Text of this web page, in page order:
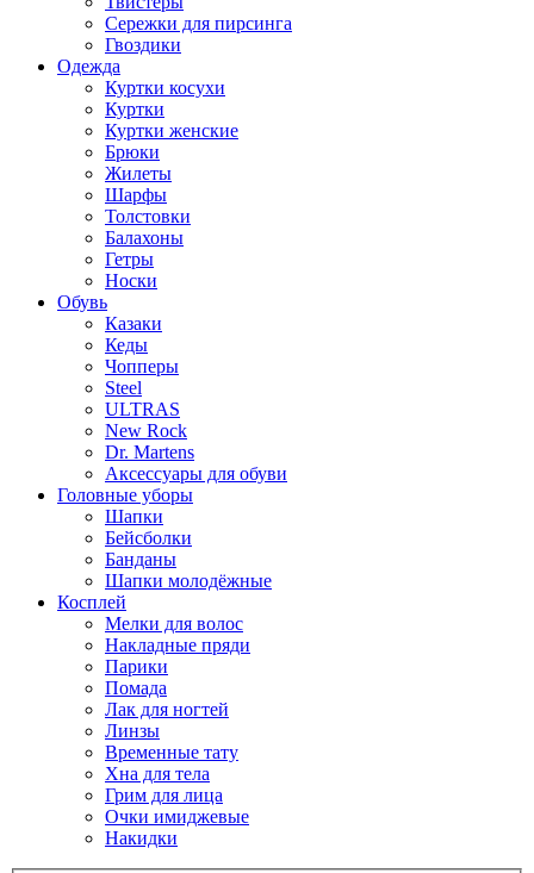
Сережки для пирсинга
Гвоздики
Одежда
Куртки косухи
Куртки
Куртки женские
Брюки
Жилеты
Шарфы
Толстовки
Балахоны
Гетры
Носки
Обувь
Казаки
Кеды
Чопперы
Steel
ULTRAS
New Rock
Dr. Martens
Аксессуары для обуви
Головные уборы
Шапки
Бейсболки
Банданы
Шапки молодёжные
Косплей
Мелки для волос
Накладные пряди
Парики
Помада
Лак для ногтей
Линзы
Временные тату
Хна для тела
Грим для лица
Очки имиджевые
Накидки